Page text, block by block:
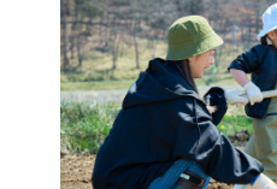
レストランのご予約
各種体験のご予約
その他